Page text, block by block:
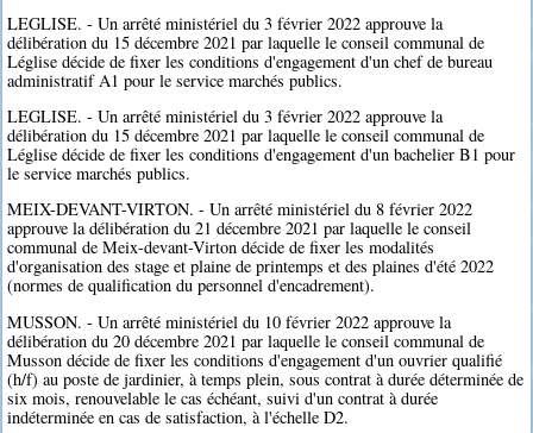
LEGLISE. - Un arrêté ministériel du 3 février 2022 approuve la
délibération du 15 décembre 2021 par laquelle le conseil communal de
Léglise décide de fixer les conditions d'engagement d'un chef de bureau
administratif A1 pour le service marchés publics.
LEGLISE. - Un arrêté ministériel du 3 février 2022 approuve la
délibération du 15 décembre 2021 par laquelle le conseil communal de
Léglise décide de fixer les conditions d'engagement d'un bachelier B1 pour
le service marchés publics.
MEIX-DEVANT-VIRTON. - Un arrêté ministériel du 8 février 2022
approuve la délibération du 21 décembre 2021 par laquelle le conseil
communal de Meix-devant-Virton décide de fixer les modalités
d'organisation des stage et plaine de printemps et des plaines d'été 2022
(normes de qualification du personnel d'encadrement).
MUSSON. - Un arrêté ministériel du 10 février 2022 approuve la
délibération du 20 décembre 2021 par laquelle le conseil communal de
Musson décide de fixer les conditions d'engagement d'un ouvrier qualifié
(h/f) au poste de jardinier, à temps plein, sous contrat à durée déterminée de
six mois, renouvelable le cas échéant, suivi d'un contrat à durée
indéterminée en cas de satisfaction, à l'échelle D2.